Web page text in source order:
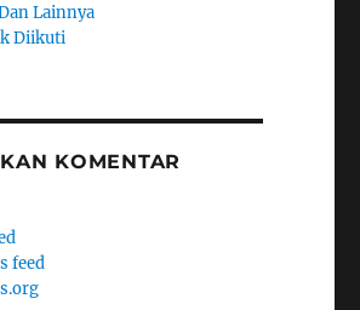
Lainnya
Diikuti
KOMENTAR
feed